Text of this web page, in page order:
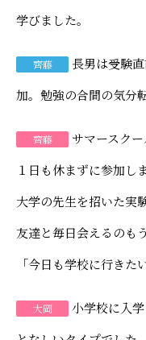
学びました。
齊藤
長男は受験
加。勉強の合間の気分
齊藤
サマースク
１日も休まずに参加し
大学の先生を招いた実
友達と毎日会えるのも
「今日も学校に行きた
大岡
小学校に入